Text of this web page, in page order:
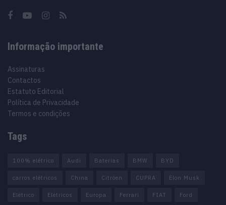
Informação importante
Assinaturas
Contactos
Estatuto Editorial
Política de Privacidade
Termos e condições
Tags
100% elétrico Audi Baterias BMW BYD
carros elétricos China Citröen CUPRA Elon Musk
Elétrico Elétricos Europa Ferrari FIAT Ford